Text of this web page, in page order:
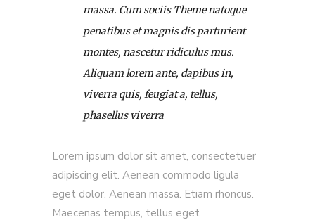
massa. Cum sociis Theme natoque
penatibus et magnis dis parturient
montes, nascetur ridiculus mus.
Aliquam lorem ante, dapibus in,
viverra quis, feugiat a, tellus,
phasellus viverra
Lorem ipsum dolor sit amet, consectetuer
adipiscing elit. Aenean commodo ligula
eget dolor. Aenean massa. Etiam rhoncus.
Maecenas tempus, tellus eget